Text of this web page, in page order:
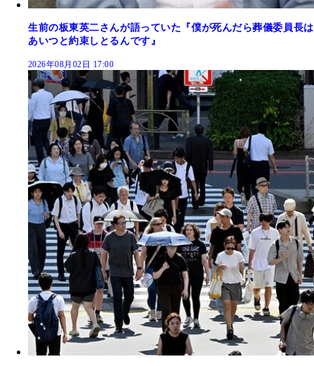
生前の板東英二さんが語っていた『僕が死んだら葬儀委員長は
あいつと約束しとるんです』
2026年08月02日 17:00